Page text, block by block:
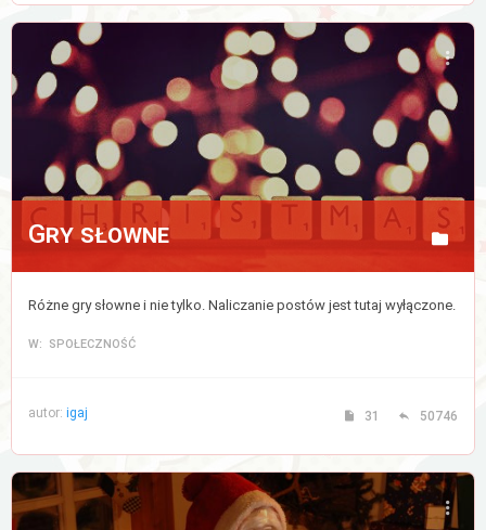
Gry słowne
Różne gry słowne i nie tylko. Naliczanie postów jest tutaj wyłączone.
W: SPOŁECZNOŚĆ
autor: igaj 31 50746